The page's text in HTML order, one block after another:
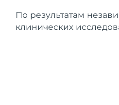
По результатам
клинических
ПОДРОБНЕЕ
Исландия